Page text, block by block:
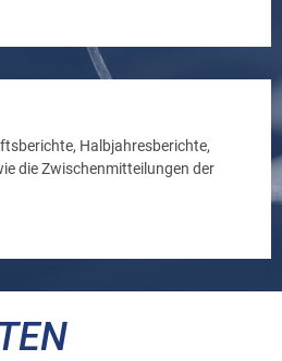
Halbjahresberichte,
die Zwischenmitteilungen der